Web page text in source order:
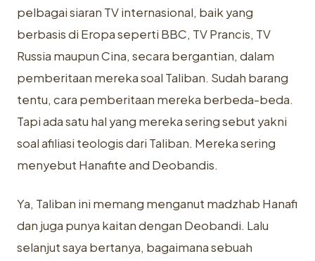
pelbagai siaran TV internasional, baik yang
berbasis di Eropa seperti BBC, TV Prancis, TV
Russia maupun Cina, secara bergantian, dalam
pemberitaan mereka soal Taliban. Sudah barang
tentu, cara pemberitaan mereka berbeda-beda.
Tapi ada satu hal yang mereka sering sebut yakni
soal afiliasi teologis dari Taliban. Mereka sering
menyebut Hanafite and Deobandis.
Ya, Taliban ini memang menganut madzhab Hanafi
dan juga punya kaitan dengan Deobandi. Lalu
selanjut saya bertanya, bagaimana sebuah